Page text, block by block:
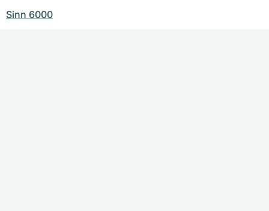
Sinn 6000